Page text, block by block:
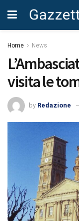
Home News
visita le
by Redazione